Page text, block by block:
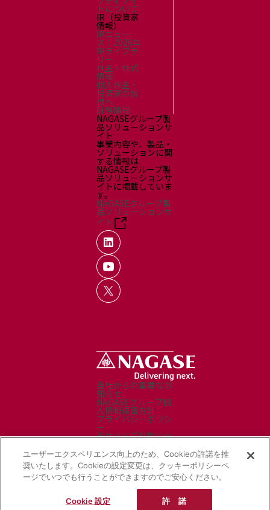
トについて
IR（投資家
情報）
IRニュー
ス：2026年
IRライブラ
リー
株主・株式
情報
個人株主・
投資家の皆
様へ
財務情報
NAGASEグループ製
品ソリューションサ
イト
事業内容や、製品・
ソリューションに関
する情報は
NAGASEグループ製
品ソリューションサ
イトに掲載していま
す。
NAGASEグループ製
品ソリューションサ
イト
当社からの重要なお
知らせ
NAGASEグループ個
人情報保護方針
プライバシーポリシ
ー
当サイトご利用にあ
お問い合わせ
サイトマップ
ソーシャルメディア
ポリシー
NAGASEグループ製
品 ソリューション
サイト
ユーザーエクスペリエンス向上のため、Cookieの許諾を推
奨いたします。Cookieの設定変更は、クッキーポリシーペ
ージでいつでも行うことができますのでご安心ください。
Cookie 設定 許 諾